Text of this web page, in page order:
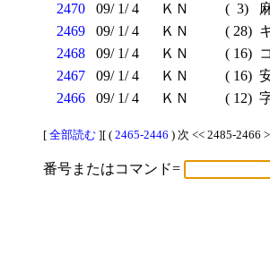
2470
09/ 1/ 4 ＫＮ ( 3)
2469
09/ 1/ 4 ＫＮ ( 28)
2468
09/ 1/ 4 ＫＮ ( 16)
2467
09/ 1/ 4 ＫＮ ( 16)
2466
09/ 1/ 4 ＫＮ ( 12)
[ 全部読む ][ ( 2465-2446 ) 次 << 2485-2466
番号またはコマンド=